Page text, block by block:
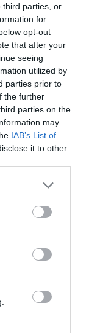
third parties, or
for
opt-out
that after your
seeing
utilized by
parties prior to
the further
parties on the
may
IAB’s List of
it to other